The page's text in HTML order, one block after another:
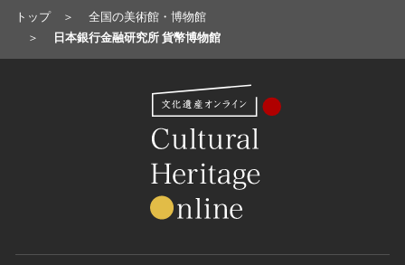
岐阜県
奈良県
山口県
熊本県
トップ
全国の美術館・博物館
日本銀行金融研究所 貨幣博物館